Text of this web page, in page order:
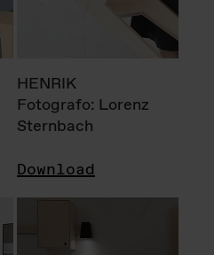
HENRIK
Fotografo: Lorenz
Sternbach
Download